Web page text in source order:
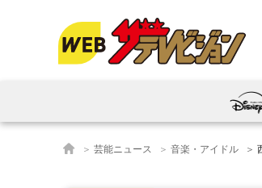
芸能ニュース 音楽・アイドル